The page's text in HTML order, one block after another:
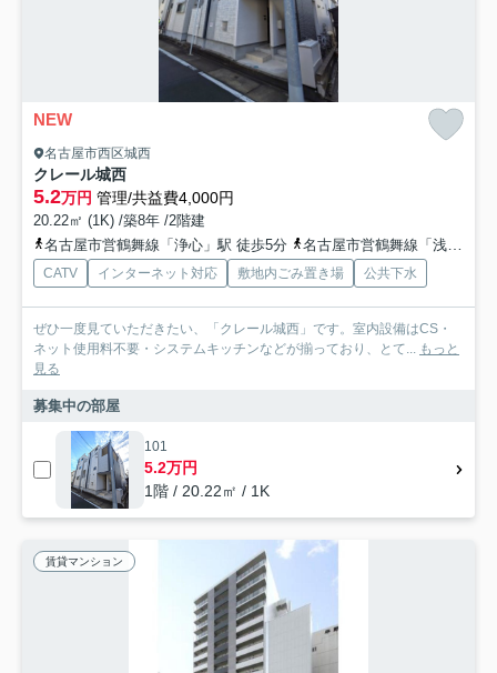
NEW
名古屋市西区城西
クレール城西
5.2万円 管理/共益費4,000円
20.22㎡ (1K) /築8年 /2階建
名古屋市営鶴舞線「浄心」駅 徒歩5分
名古屋市営鶴舞線「浅間町」駅 徒歩15分
CATV インターネット対応 敷地内ごみ置き場 公共下水
ぜひ一度見ていただきたい、「クレール城西」です。室内設備はCS・
ネット使用料不要・システムキッチンなどが揃っており、とて... もっと
見る
募集中の部屋
101
5.2万円
1階 / 20.22㎡ / 1K
賃貸マンション